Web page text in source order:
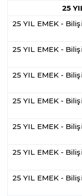
25
25 YIL EMEK -
25 YIL EMEK -
25 YIL EMEK -
25 YIL EMEK -
25 YIL EMEK -
25 YIL EMEK -
25 YIL EMEK -